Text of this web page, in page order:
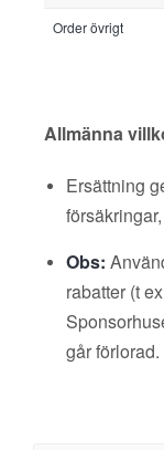
Order övrigt
Allmänna
Ersättning
Obs:
rabatter (t
går förlorad.